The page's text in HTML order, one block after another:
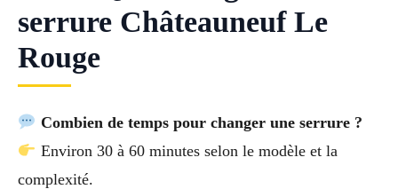
serrure Châteauneuf Le
Rouge
Combien de temps pour changer une serrure ?
Environ 30 à 60 minutes selon le modèle et la
complexité.